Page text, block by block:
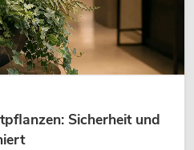
Sicherheit und